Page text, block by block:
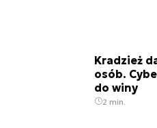
Kradzież
osób.
do winy
2 min.